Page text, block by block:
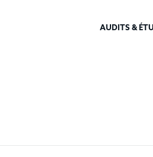
AUDITS &